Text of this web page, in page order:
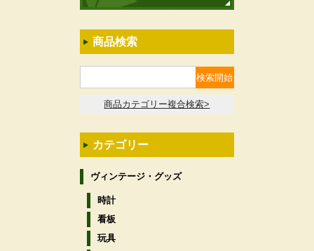
商品検索
商品カテゴリー複合検索>
カテゴリー
ヴィンテージ・グッズ
時計
看板
玩具